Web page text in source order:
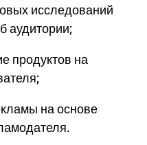
исследований
аудитории;
продуктов на
на основе